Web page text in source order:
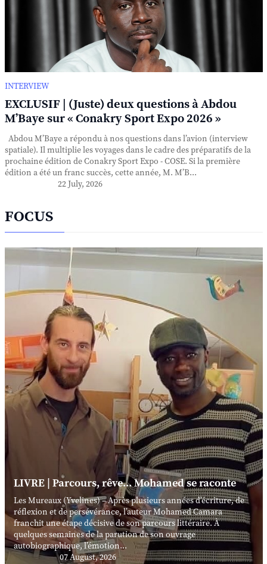
INTERVIEW
EXCLUSIF | (Juste) deux questions à Abdou
M’Baye sur « Conakry Sport Expo 2026 »
Abdou M’Baye a répondu à nos questions dans l’avion (interview
spatiale). Il multiplie les voyages dans le cadre des préparatifs de la
prochaine édition de Conakry Sport Expo - COSE. Si la première
édition a été un franc succès, cette année, M. M’B...
22 July, 2026
FOCUS
LIVRE | Parcours, rêve... Mohamed se raconte
Les Mureaux (Yvelines) – Après plusieurs années d’écriture, de
réflexion et de persévérance, l’auteur Mohamed Camara
franchit une étape décisive de son parcours littéraire. À
quelques semaines de la parution de son ouvrage
autobiographique, l’émotion...
07 August, 2026